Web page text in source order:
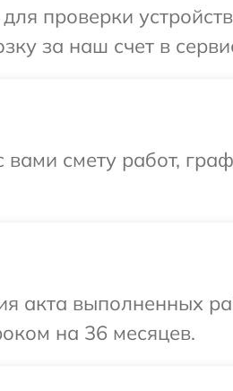
проверки
за наш счет в
смету работ,
акта выполненных
на 36 месяцев.